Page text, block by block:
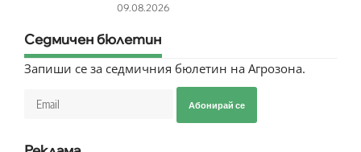
09.08.2026
Седмичен бюлетин
Запиши се за седмичния бюлетин на Агрозона.
Абонирай се